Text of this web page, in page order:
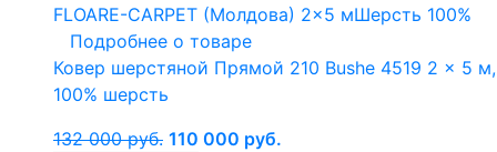
FLOARE-CARPET (Молдова) 2x5 мШерсть 100%
Подробнее о товаре
Ковер шерстяной Прямой 210 Bushe 4519 2 x 5 м,
100% шерсть
132 000руб. 110 000 руб.